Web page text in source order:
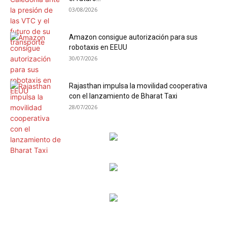
03/08/2026
Amazon consigue autorización para sus
robotaxis en EEUU
30/07/2026
Rajasthan impulsa la movilidad cooperativa
con el lanzamiento de Bharat Taxi
28/07/2026